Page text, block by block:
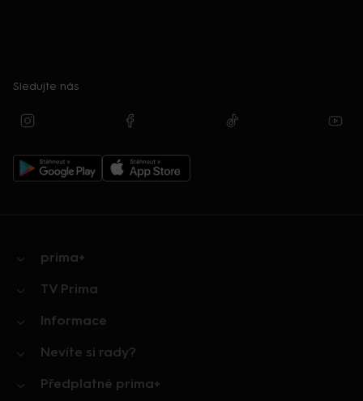
Sledujte nás
prima+
TV Prima
Informace
Nevíte si rady?
Předplatné prima+